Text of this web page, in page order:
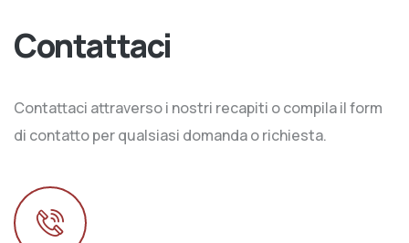
Contattaci
Contattaci attraverso i nostri recapiti o compila il form
di contatto per qualsiasi domanda o richiesta.